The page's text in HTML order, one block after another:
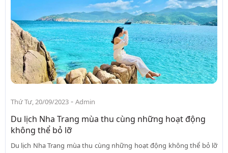
Thứ Tư, 20/09/2023 - Admin
Du lịch Nha Trang mùa thu cùng những hoạt động
không thể bỏ lỡ
Du lịch Nha Trang mùa thu cùng những hoạt động không thể bỏ lỡ